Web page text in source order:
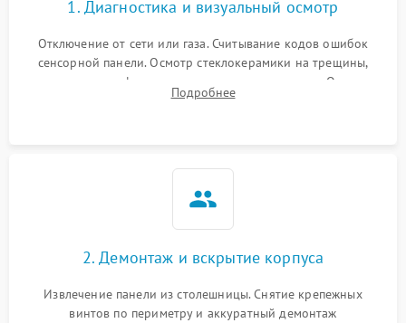
1. Диагностика и визуальный осмотр
Отключение от сети или газа. Считывание кодов ошибок
сенсорной панели. Осмотр стеклокерамики на трещины,
проверка конфорок на равномерность нагрева. Опрос
клиента о симптомах (не включается, не видит посуду,
Подробнее
2. Демонтаж и вскрытие корпуса
Извлечение панели из столешницы. Снятие крепежных
винтов по периметру и аккуратный демонтаж